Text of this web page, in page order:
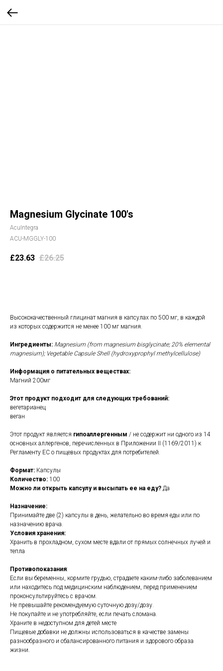
Magnesium Glycinate 100's
AcuIntegra
ACU-MGGLY-100
£23.63 £26.25
Высококачественный глицинат магния в капсулах по 500 мг, в каждой
из которых содержится не менее 100 мг магния.
Ингредиенты: Magnesium (from magnesium bisglycinate; 20% elemental
magnesium); Vegetable Capsule Shell (hydroxyprophyl methylcellulose)
Информация о питательных веществах:
Магний 200мг
Этот продукт подходит для следующих требований:
вегетарианец
веган
Этот продукт является гипоаллергенным / не содержит ни одного из 14
основных аллергенов, перечисленных в Приложении II (1169/2011) к
Регламенту ЕС о пищевых продуктах для потребителей.
Формат: Капсулы
Количество: 100
Можно ли открыть капсулу и высыпать ее на еду? Да
Назначение:
Принимайте две (2) капсулы в день, желательно во время еды или по
назначению врача.
Условия хранения:
Хранить в прохладном, сухом месте вдали от прямых солнечных лучей и
тепла
Противопоказания:
Если вы беременны, кормите грудью, страдаете каким-либо заболеванием
или находитесь под медицинским наблюдением, перед применением
проконсультируйтесь с врачом.
Не превышайте рекомендуемую суточную дозу/дозу.
Не покупайте и не употребляйте, если печать сломана.
Храните в недоступном для детей месте
Пищевые добавки не должны использоваться в качестве замены
разнообразного и сбалансированного питания и здорового образа
жизни.